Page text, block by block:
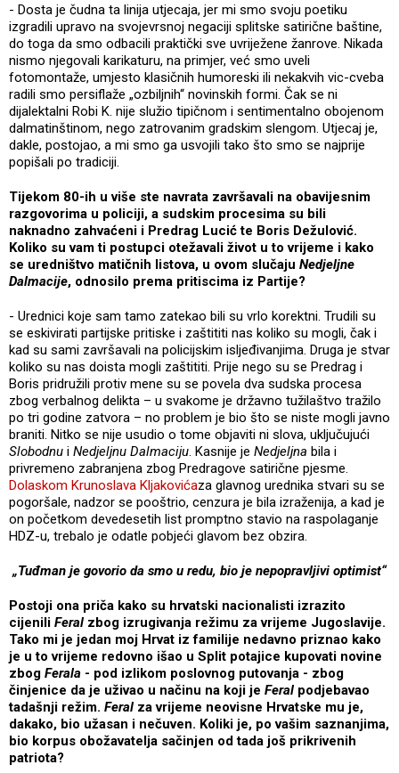
- Dosta je čudna ta linija utjecaja, jer mi smo svoju poetiku
izgradili upravo na svojevrsnoj negaciji splitske satirične baštine,
do toga da smo odbacili praktički sve uvriježene žanrove. Nikada
nismo njegovali karikaturu, na primjer, već smo uveli
fotomontaže, umjesto klasičnih humoreski ili nekakvih vic-cveba
radili smo persiflaže „ozbiljnih“ novinskih formi. Čak se ni
dijalektalni Robi K. nije služio tipičnom i sentimentalno obojenom
dalmatinštinom, nego zatrovanim gradskim slengom. Utjecaj je,
dakle, postojao, a mi smo ga usvojili tako što smo se najprije
popišali po tradiciji.
Tijekom 80-ih u više ste navrata završavali na obavijesnim
razgovorima u policiji, a sudskim procesima su bili
naknadno zahvaćeni i Predrag Lucić te Boris Dežulović.
Koliko su vam ti postupci otežavali život u to vrijeme i kako
se uredništvo matičnih listova, u ovom slučaju Nedjeljne
Dalmacije, odnosilo prema pritiscima iz Partije?
- Urednici koje sam tamo zatekao bili su vrlo korektni. Trudili su
se eskivirati partijske pritiske i zaštititi nas koliko su mogli, čak i
kad su sami završavali na policijskim isljeđivanjima. Druga je stvar
koliko su nas doista mogli zaštititi. Prije nego su se Predrag i
Boris pridružili protiv mene su se povela dva sudska procesa
zbog verbalnog delikta – u svakome je državno tužilaštvo tražilo
po tri godine zatvora – no problem je bio što se niste mogli javno
braniti. Nitko se nije usudio o tome objaviti ni slova, uključujući
Slobodnu i Nedjeljnu Dalmaciju. Kasnije je Nedjeljna bila i
privremeno zabranjena zbog Predragove satirične pjesme.
Dolaskom Krunoslava Kljakovićaza glavnog urednika stvari su se
pogoršale, nadzor se pooštrio, cenzura je bila izraženija, a kad je
on početkom devedesetih list promptno stavio na raspolaganje
HDZ-u, trebalo je odatle pobjeći glavom bez obzira.
„Tuđman je govorio da smo u redu, bio je nepopravljivi optimist“
Postoji ona priča kako su hrvatski nacionalisti izrazito
cijenili Feral zbog izrugivanja režimu za vrijeme Jugoslavije.
Tako mi je jedan moj Hrvat iz familije nedavno priznao kako
je u to vrijeme redovno išao u Split potajice kupovati novine
zbog Ferala - pod izlikom poslovnog putovanja - zbog
činjenice da je uživao u načinu na koji je Feral podjebavao
tadašnji režim. Feral za vrijeme neovisne Hrvatske mu je,
dakako, bio užasan i nečuven. Koliki je, po vašim saznanjima,
bio korpus obožavatelja sačinjen od tada još prikrivenih
patriota?